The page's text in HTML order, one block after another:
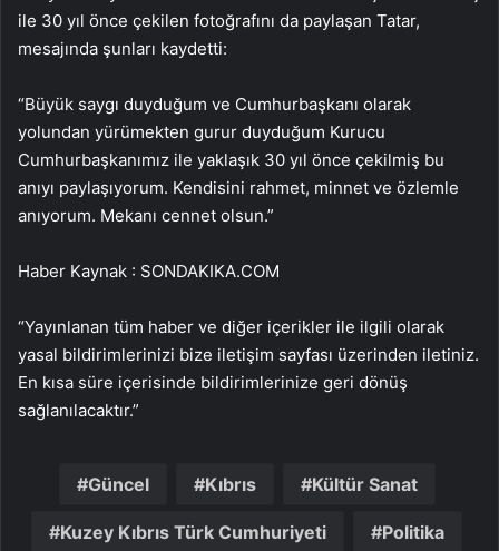
ile 30 yıl önce çekilen fotoğrafını da paylaşan Tatar,
mesajında şunları kaydetti:
“Büyük saygı duyduğum ve Cumhurbaşkanı olarak
yolundan yürümekten gurur duyduğum Kurucu
Cumhurbaşkanımız ile yaklaşık 30 yıl önce çekilmiş bu
anıyı paylaşıyorum. Kendisini rahmet, minnet ve özlemle
anıyorum. Mekanı cennet olsun.”
Haber Kaynak : SONDAKIKA.COM
“Yayınlanan tüm haber ve diğer içerikler ile ilgili olarak
yasal bildirimlerinizi bize iletişim sayfası üzerinden iletiniz.
En kısa süre içerisinde bildirimlerinize geri dönüş
sağlanılacaktır.”
Güncel Kıbrıs Kültür Sanat
Kuzey Kıbrıs Türk Cumhuriyeti Politika